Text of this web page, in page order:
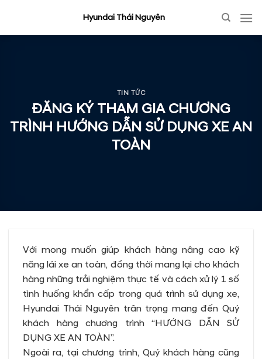
content
Hyundai Thái Nguyên
TIN TỨC
ĐĂNG KÝ THAM GIA CHƯƠNG
TRÌNH HƯỚNG DẪN SỬ DỤNG XE AN
TOÀN
Với mong muốn giúp khách hàng nâng cao kỹ
năng lái xe an toàn, đồng thời mang lại cho khách
hàng những trải nghiệm thực tế và cách xử lý 1 số
tình huống khẩn cấp trong quá trình sử dụng xe,
Hyundai Thái Nguyên trân trọng mang đến Quý
khách hàng chương trình “HƯỚNG DẪN SỬ
DỤNG XE AN TOÀN”.
Ngoài ra, tại chương trình, Quý khách hàng cũng